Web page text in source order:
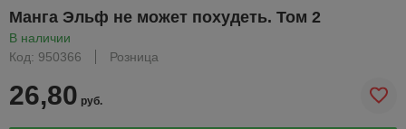
Манга Эльф не может похудеть. Том 2
В наличии
Код: 950366
Розница
26,80 руб.